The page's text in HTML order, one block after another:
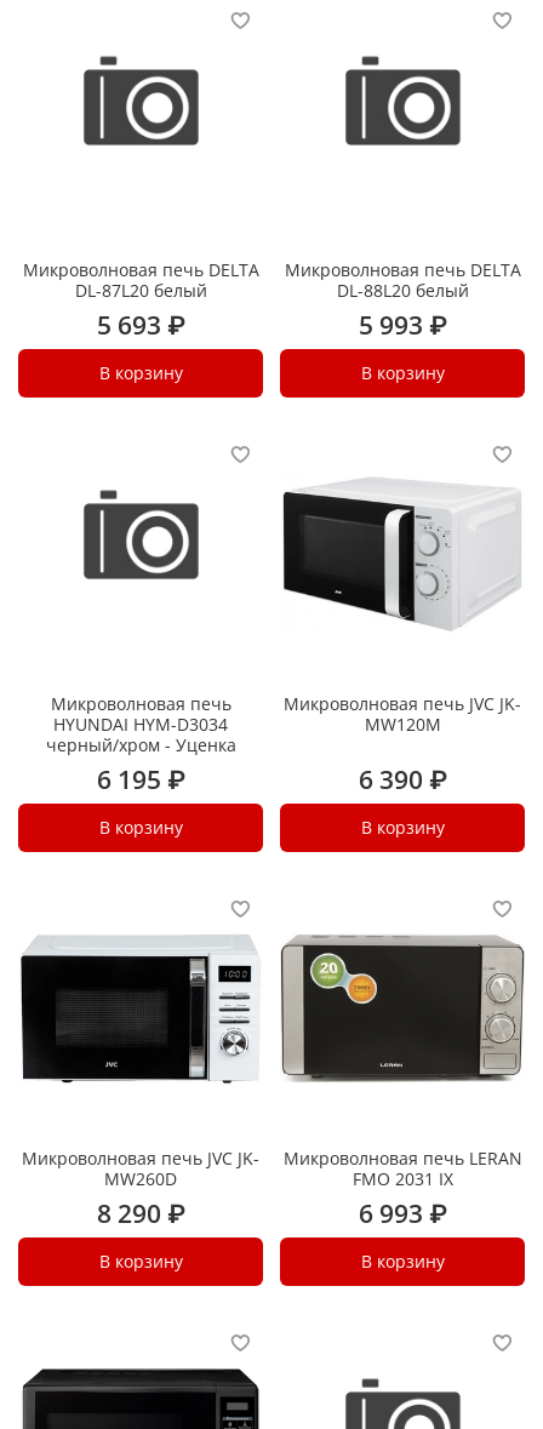
Микроволновая печь DELTA
DL-87L20 белый
5 693 ₽
В корзину
Микроволновая печь DELTA
DL-88L20 белый
5 993 ₽
В корзину
Микроволновая печь
HYUNDAI HYM-D3034
черный/хром - Уценка
6 195 ₽
В корзину
Микроволновая печь JVC JK-
MW120M
6 390 ₽
В корзину
Микроволновая печь JVC JK-
MW260D
8 290 ₽
В корзину
Микроволновая печь LERAN
FMO 2031 IX
6 993 ₽
В корзину